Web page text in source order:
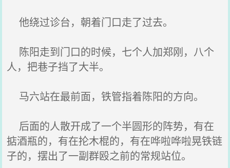
他绕过诊台，朝着门口走了过去。
陈阳走到门口的时候，七个人加郑刚，八个
人，把巷子挡了大半。
马六站在最前面，铁管指着陈阳的方向。
后面的人散开成了一个半圆形的阵势，有在
掂酒瓶的，有在抡木棍的，有在哗啦哗啦晃铁链
子的，摆出了一副群殴之前的常规站位。